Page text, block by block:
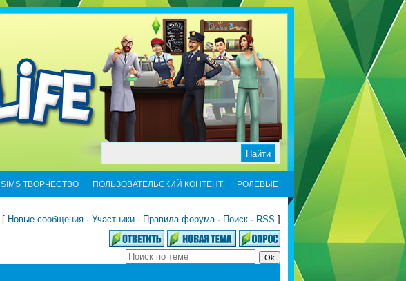
SIMS ТВОРЧЕСТВО ПОЛЬЗОВАТЕЛЬСКИЙ КОНТЕНТ РОЛЕВЫЕ
[ Новые сообщения · Участники · Правила форума· Поиск · RSS ]